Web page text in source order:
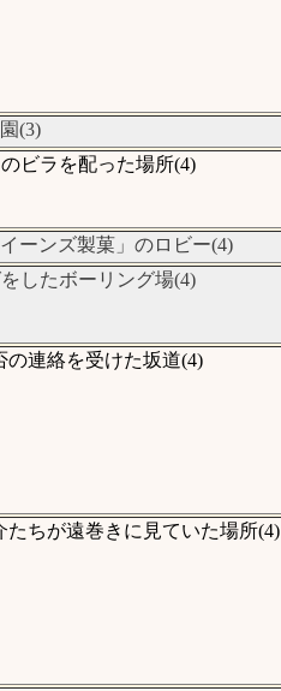
(3)
ビラを配った場所(4)
ーンズ製菓」のロビー(4)
したボーリング場(4)
連絡を受けた坂道(4)
ちが遠巻きに見ていた場所(4)